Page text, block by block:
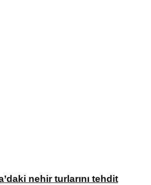
nehir turlarını tehdit